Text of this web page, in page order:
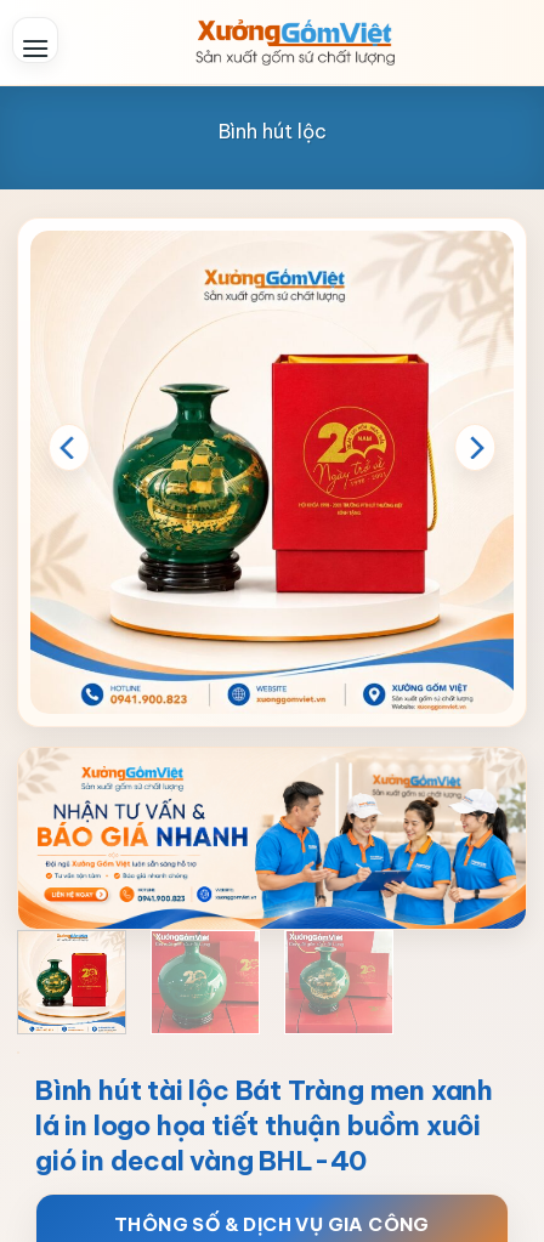
Bình hút lộc
Bình hút tài lộc Bát Tràng men xanh
lá in logo họa tiết thuận buồm xuôi
gió in decal vàng BHL-40
THÔNG SỐ & DỊCH VỤ GIA CÔNG